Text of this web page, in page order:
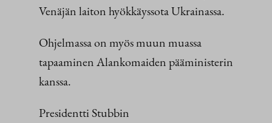
Venäjän laiton hyökkäyssota Ukrainassa.
Ohjelmassa on myös muun muassa
tapaaminen Alankomaiden pääministerin
kanssa.
Presidentti Stubbin